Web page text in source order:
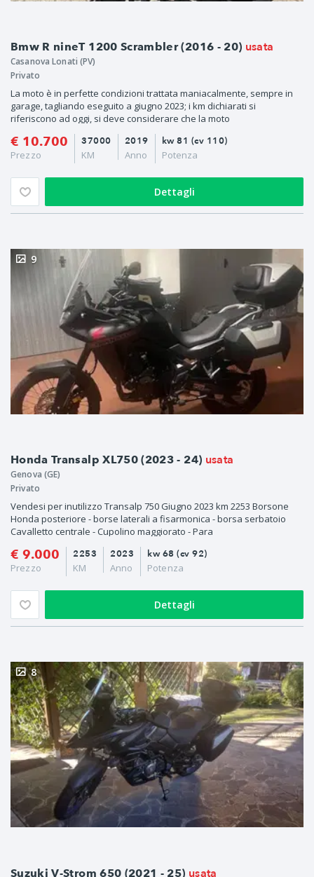
Bmw R nineT 1200 Scrambler (2016 - 20) usata
Casanova Lonati (PV)
Privato
La moto è in perfette condizioni trattata maniacalmente, sempre in
garage, tagliando eseguito a giugno 2023; i km dichiarati si
riferiscono ad oggi, si deve considerare che la moto
€ 10.700
Prezzo
2019
Anno
37000
KM
kw 81 (cv 110)
Potenza
Dettagli
Honda Transalp XL750 (2023 - 24) usata
9
Genova (GE)
Privato
Vendesi per inutilizzo Transalp 750 Giugno 2023 km 2253 Borsone
Honda posteriore - borse laterali a fisarmonica - borsa serbatoio
Cavalletto centrale - Cupolino maggiorato - Para
€ 9.000
Prezzo
2023
Anno
2253
KM
kw 68 (cv 92)
Potenza
Dettagli
Suzuki V-Strom 650 (2021 - 25) usata
8